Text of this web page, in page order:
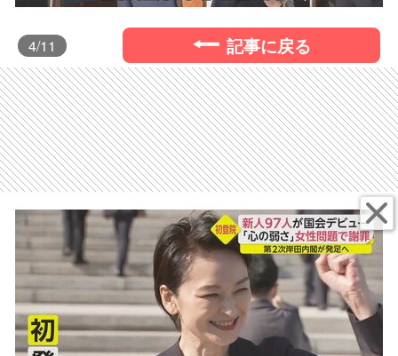
4/11 記事に戻る